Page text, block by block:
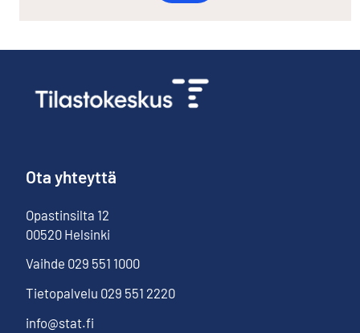
Ota yhteyttä
Opastinsilta 12
00520 Helsinki
Vaihde 029 551 1000
Tietopalvelu 029 551 2220
info@stat.fi